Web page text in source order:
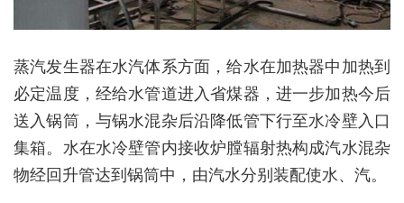
蒸汽发生器在水汽体系方面，给水在加热器中加热到
必定温度，经给水管道进入省煤器，进一步加热今后
送入锅筒，与锅水混杂后沿降低管下行至水冷壁入口
集箱。水在水冷壁管内接收炉膛辐射热构成汽水混杂
物经回升管达到锅筒中，由汽水分别装配使水、汽。